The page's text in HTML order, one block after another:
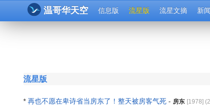
温哥华天空 信息版 流星版 流星文摘 新闻
流星版
* 再也不愿在卑诗省当房东了！整天被房客气死 - 房东 [1978] (